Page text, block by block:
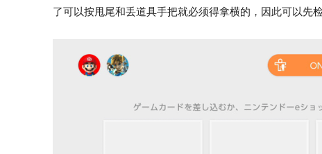
了可以按甩尾和丢道具手把就必须得拿横的，因此可以先